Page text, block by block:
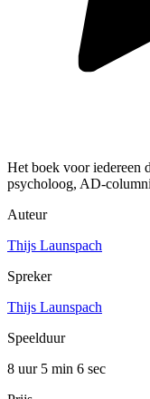
Het boek voor iedereen
psycholoog, AD-
Auteur
Thijs Launspach
Spreker
Thijs Launspach
Speelduur
8 uur 5 min 6 sec